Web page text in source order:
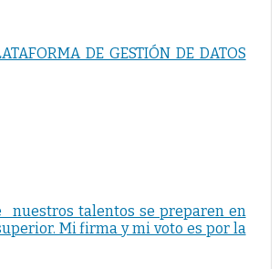
DE GESTIÓN DE DATOS
_nuestros talentos se preparen en
Mi firma y mi voto es por la